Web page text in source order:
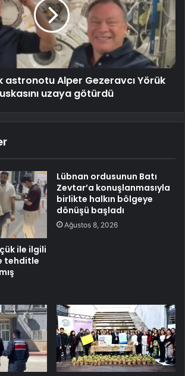
astronotu Alper Gezeravcı Yörük
uzaya götürdü
ile ilgili
tehditle
Lübnan ordusunun Batı
Zevtar’a konuşlanmasıyla
birlikte halkın bölgeye
dönüşü başladı
Ağustos 8, 2026